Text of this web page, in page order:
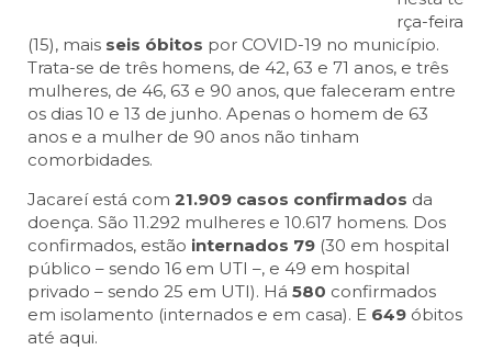
rça-feira
(15), mais seis óbitos por COVID-19 no município.
Trata-se de três homens, de 42, 63 e 71 anos, e três
mulheres, de 46, 63 e 90 anos, que faleceram entre
os dias 10 e 13 de junho. Apenas o homem de 63
anos e a mulher de 90 anos não tinham
comorbidades.
Jacareí está com 21.909 casos confirmados da
doença. São 11.292 mulheres e 10.617 homens. Dos
confirmados, estão internados 79 (30 em hospital
público – sendo 16 em UTI –, e 49 em hospital
privado – sendo 25 em UTI). Há 580 confirmados
em isolamento (internados e em casa). E 649 óbitos
até aqui.